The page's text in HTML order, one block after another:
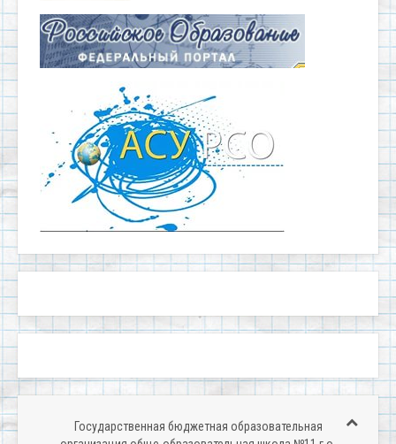
Государственная бюджетная образовательная